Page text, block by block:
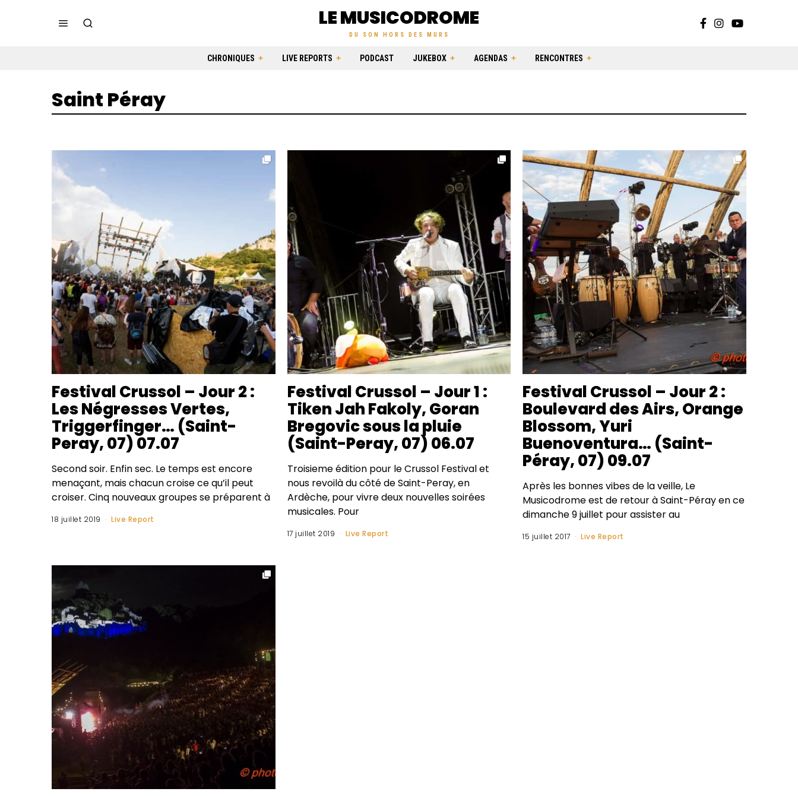
LE MUSICODROME
DU SON HORS DES MURS
CHRONIQUES LIVE REPORTS PODCAST JUKEBOX AGENDAS RENCONTRES
Saint Péray
Festival Crussol – Jour 2 :
Les Négresses Vertes,
Triggerfinger… (Saint-
Peray, 07) 07.07
Second soir. Enfin sec. Le temps est encore
menaçant, mais chacun croise ce qu’il peut
croiser. Cinq nouveaux groupes se préparent à
18 juillet 2019 Live Report
Festival Crussol – Jour 1 :
Tiken Jah Fakoly, Goran
Bregovic sous la pluie
(Saint-Peray, 07) 06.07
Troisieme édition pour le Crussol Festival et
nous revoilà du côté de Saint-Peray, en
Ardèche, pour vivre deux nouvelles soirées
musicales. Pour
17 juillet 2019 Live Report
Festival Crussol – Jour 2 :
Boulevard des Airs, Orange
Blossom, Yuri
Buenoventura… (Saint-
Péray, 07) 09.07
Après les bonnes vibes de la veille, Le
Musicodrome est de retour à Saint-Péray en ce
dimanche 9 juillet pour assister au
15 juillet 2017 Live Report